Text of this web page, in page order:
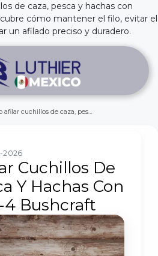
de caza, pesca y hachas con
cómo mantener el filo, evitar el
un afilado preciso y duradero.
cuchillos de caza, pesca y hachas con tormek t-4 bushcraft
2026
Cuchillos De
Y Hachas Con
4 Bushcraft